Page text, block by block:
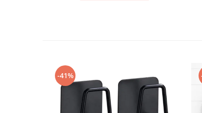
-41%